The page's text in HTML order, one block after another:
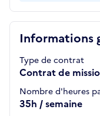
Informations
Type de contrat
Contrat de
Nombre d'heures
35h / semaine